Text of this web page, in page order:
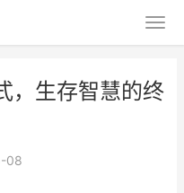
，生存智慧的终
08